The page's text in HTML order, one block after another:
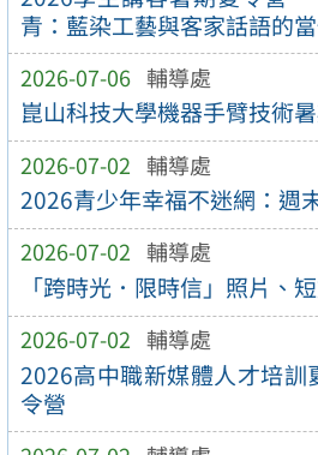
青：藍染工藝與客家話語的當
2026-07-06 輔導處
崑山科技大學機器手臂技術
2026-07-02 輔導處
2026青少年幸福不迷網：週
2026-07-02 輔導處
「跨時光．限時信」照片、
2026-07-02 輔導處
2026高中職新媒體人才培訓
令營